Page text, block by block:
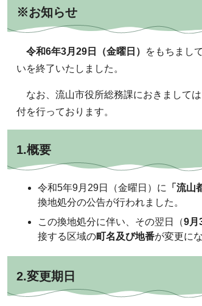
※お知らせ
令和6年3月29日（金曜日） をもちまし
いを終了いたしました。
なお、流山市役所総務課におきまして
付を行っております。
1.概要
令和5年9月29日（金曜日）に
「流
換地処分の公告が行われました。
この換地処分に伴い、その翌日（9月
接する区域の町名及び地番が変更に
2.変更期日